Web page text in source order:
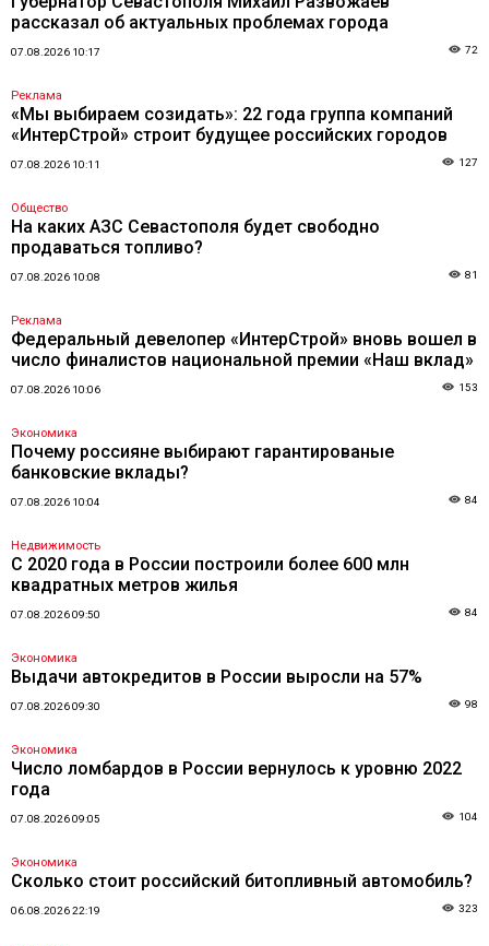
рассказал об актуальных проблемах города
07.08.2026 10:17 72
Реклама
«Мы выбираем созидать»: 22 года группа компаний
«ИнтерСтрой» строит будущее российских городов
07.08.2026 10:11 127
Общество
На каких АЗС Севастополя будет свободно
продаваться топливо?
07.08.2026 10:08 81
Реклама
Федеральный девелопер «ИнтерСтрой» вновь вошел в
число финалистов национальной премии «Наш вклад»
07.08.2026 10:06 153
Экономика
Почему россияне выбирают гарантированые
банковские вклады?
07.08.2026 10:04 84
Недвижимость
С 2020 года в России построили более 600 млн
квадратных метров жилья
07.08.2026 09:50 84
Экономика
Выдачи автокредитов в России выросли на 57%
07.08.2026 09:30 98
Экономика
Число ломбардов в России вернулось к уровню 2022
года
07.08.2026 09:05 104
Экономика
Сколько стоит российский битопливный автомобиль?
06.08.2026 22:19 323